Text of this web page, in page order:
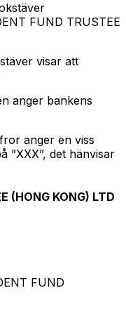
FUND TRUSTEE
visar att
anger bankens
anger en viss
”XXX”, det hänvisar
(HONG KONG) LTD
FUND